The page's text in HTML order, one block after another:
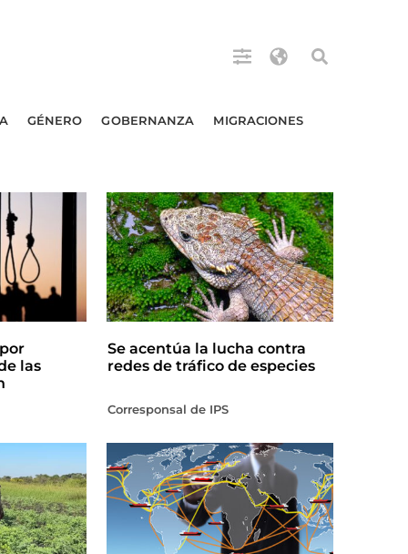
GÉNERO GOBERNANZA MIGRACIONES
las
Se acentúa la lucha contra
redes de tráfico de especies
Corresponsal de IPS